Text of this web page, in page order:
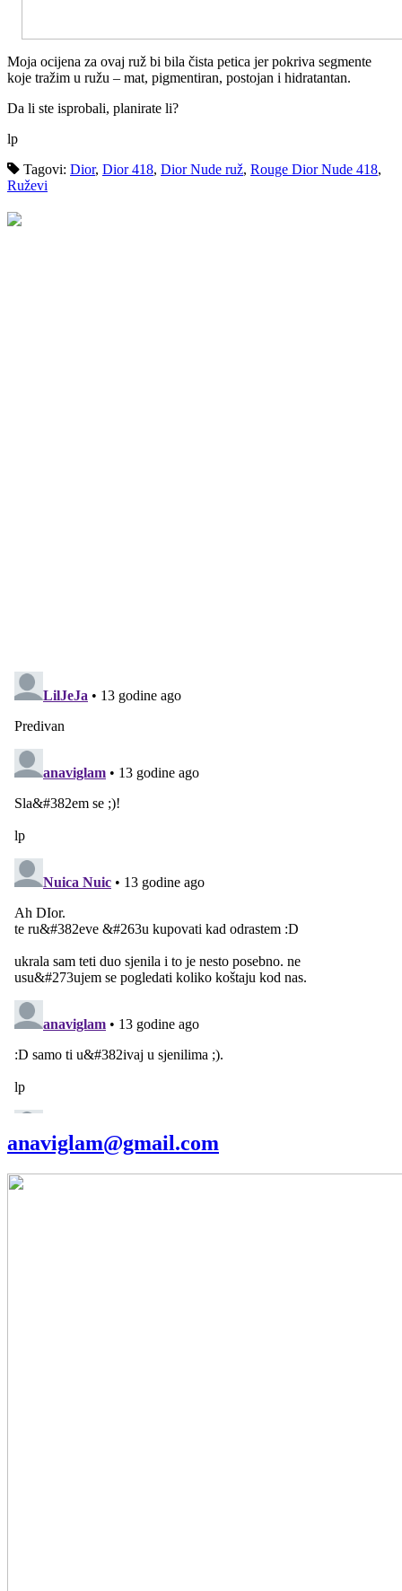
Moja ocijena za ovaj ruž bi bila čista petica jer pokriva segmente
koje tražim u ružu – mat, pigmentiran, postojan i hidratantan.
Da li ste isprobali, planirate li?
lp
Tagovi: Dior, Dior 418, Dior Nude ruž, Rouge Dior Nude 418,
Ruževi
anaviglam@gmail.com